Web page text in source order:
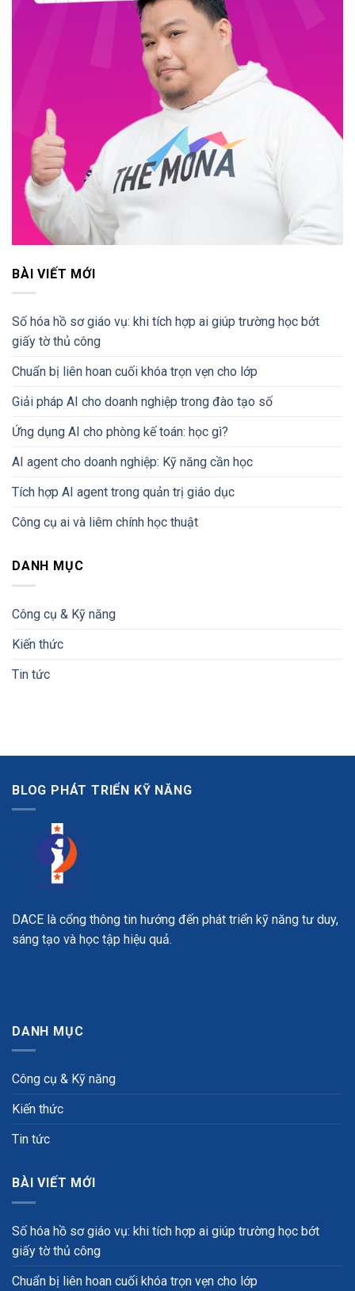
BÀI VIẾT MỚI
Số hóa hồ sơ giáo vụ: khi tích hợp ai giúp trường học bớt
giấy tờ thủ công
Chuẩn bị liên hoan cuối khóa trọn vẹn cho lớp
Giải pháp AI cho doanh nghiệp trong đào tạo số
Ứng dụng AI cho phòng kế toán: học gì?
AI agent cho doanh nghiệp: Kỹ năng cần học
Tích hợp AI agent trong quản trị giáo dục
Công cụ ai và liêm chính học thuật
DANH MỤC
Công cụ & Kỹ năng
Kiến thức
Tin tức
BLOG PHÁT TRIỂN KỸ NĂNG
DACE là cổng thông tin hướng đến phát triển kỹ năng tư duy,
sáng tạo và học tập hiệu quả.
DANH MỤC
Công cụ & Kỹ năng
Kiến thức
Tin tức
BÀI VIẾT MỚI
Số hóa hồ sơ giáo vụ: khi tích hợp ai giúp trường học bớt
giấy tờ thủ công
Chuẩn bị liên hoan cuối khóa trọn vẹn cho lớp